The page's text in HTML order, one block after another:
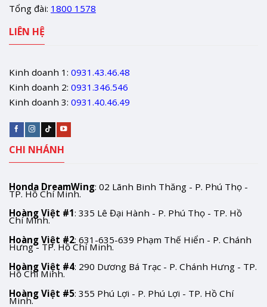
Tổng đài: 1800 1578
LIÊN HỆ
Kinh doanh 1: 0931.43.46.48
Kinh doanh 2: 0931.346.546
Kinh doanh 3: 0931.40.46.49
CHI NHÁNH
Honda DreamWing: 02 Lãnh Binh Thăng - P. Phú Thọ -
TP. Hồ Chí Minh.
Hoàng Việt #1: 335 Lê Đại Hành - P. Phú Thọ - TP. Hồ
Chí Minh.
Hoàng Việt #2: 631-635-639 Phạm Thế Hiển - P. Chánh
Hưng - TP. Hồ Chí Minh.
Hoàng Việt #4: 290 Dương Bá Trạc - P. Chánh Hưng - TP.
Hồ Chí Minh.
Hoàng Việt #5: 355 Phú Lợi - P. Phú Lợi - TP. Hồ Chí
Minh.